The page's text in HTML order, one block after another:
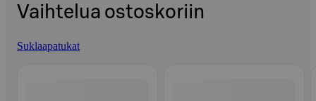
Vaihtelua ostoskoriin
Suklaapatukat